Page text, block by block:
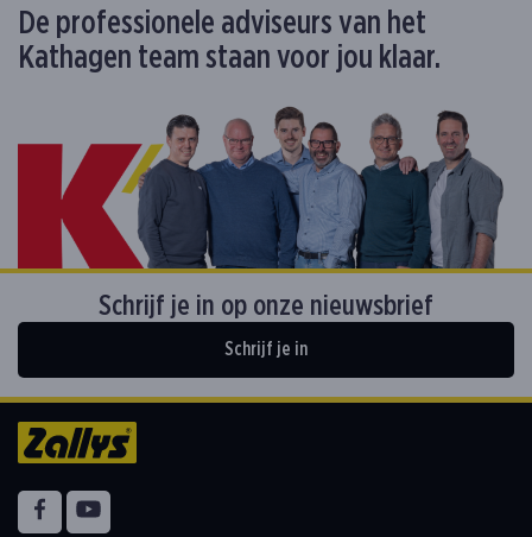
De professionele adviseurs van het
Kathagen team staan voor jou klaar.
Schrijf je in op onze nieuwsbrief
Schrijf je in
Volg ons op
Facebook